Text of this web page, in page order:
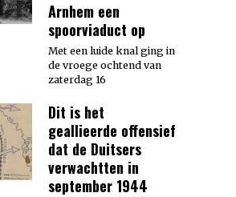
Arnhem een
spoorviaduct op
Met een luide knal ging in
de vroege ochtend van
zaterdag 16
Dit is het
geallieerde offensief
dat de Duitsers
verwachtten in
september 1944